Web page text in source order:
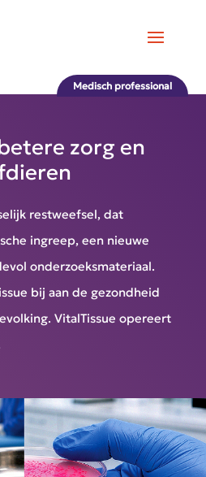
Medisch professional
zorg en
restweefsel, dat
ingreep, een nieuwe
onderzoeksmateriaal.
bij aan de gezondheid
VitalTissue opereert